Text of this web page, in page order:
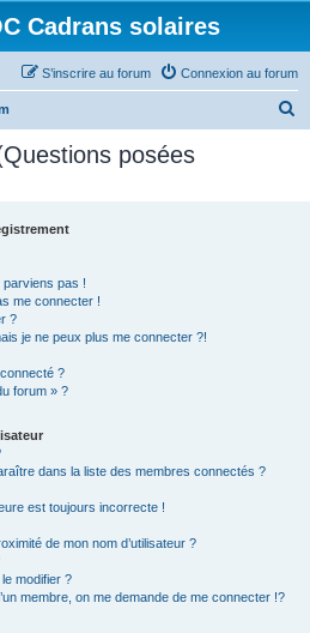
Cadrans solaires
Connexion au forum
S’inscrire au forum
posées
parviens pas !
me connecter !
?
je ne peux plus me connecter ?!
?
forum » ?
dans la liste des membres connectés ?
est toujours incorrecte !
de mon nom d’utilisateur ?
modifier ?
membre, on me demande de me connecter !?